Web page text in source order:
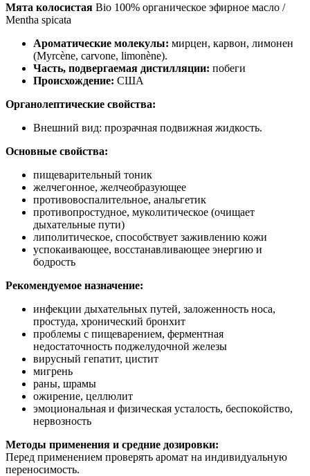
Мята колосистая Bio 100% органическое эфирное масло /
Mentha spicata
Ароматические молекулы: мирцен, карвон, лимонен
(Myrcène, carvone, limonène).
Часть, подвергаемая дистилляции: побеги
Происхождение: США
Органолептические свойства:
Внешний вид: прозрачная подвижная жидкость.
Основные свойства:
пищеварительный тоник
желчегонное, желчеобразующее
противовоспалительное, анальгетик
противопростудное, муколитическое (очищает
дыхательные пути)
липолитическое, способствует заживлению кожи
успокаивающее, восстанавливающее энергию и
бодрость
Рекомендуемое назначение:
инфекции дыхательных путей, заложенность носа,
простуда, хронический бронхит
проблемы с пищеварением, ферментная
недостаточность поджелудочной железы
вирусный гепатит, цистит
мигрень
раны, шрамы
ожирение, целлюлит
эмоциональная и физическая усталость, беспокойство,
нервозность
Методы применения и средние дозировки:
Перед применением проверять аромат на индивидуальную
переносимость.